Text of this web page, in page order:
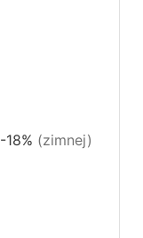
(zimnej)